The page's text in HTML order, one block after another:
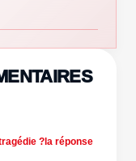
?la réponse